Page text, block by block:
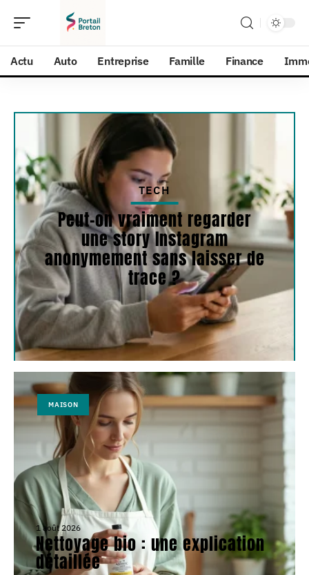
Actu Auto Entreprise Famille Finance
TECH
Peut-on vraiment regarder
une story Instagram
anonymement sans laisser de
trace ?
MAISON
1 août 2026
Nettoyage bio : une explication
détaillée